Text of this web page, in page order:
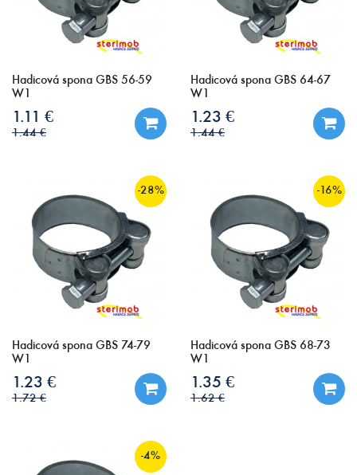
Hadicová spona GBS 56-59
W1
1.11 €
1.44 €
Hadicová spona GBS 64-67
W1
1.23 €
1.44 €
-28%
Hadicová spona GBS 74-79
W1
1.23 €
1.72 €
-16%
Hadicová spona GBS 68-73
W1
1.35 €
1.62 €
-4%